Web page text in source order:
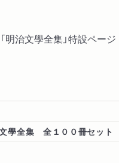
「明治文學全集」特設ページ
學全集 全１００冊セット